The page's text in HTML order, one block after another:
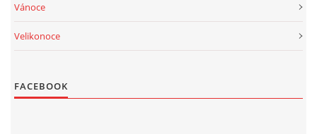
Vánoce
Velikonoce
FACEBOOK